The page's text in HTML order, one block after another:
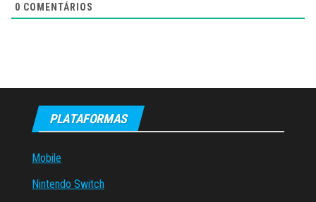
0 COMENTÁRIOS
PLATAFORMAS
Mobile
Nintendo Switch